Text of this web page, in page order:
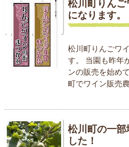
松川町りんご
になります。
松川町りんごワ
す。 当園も昨年
ンの販売を始め
町でワイン販売
松川町の一部
した！